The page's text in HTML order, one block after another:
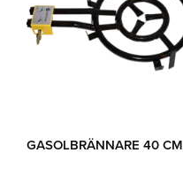
GASOLBRÄNNARE 40 CM